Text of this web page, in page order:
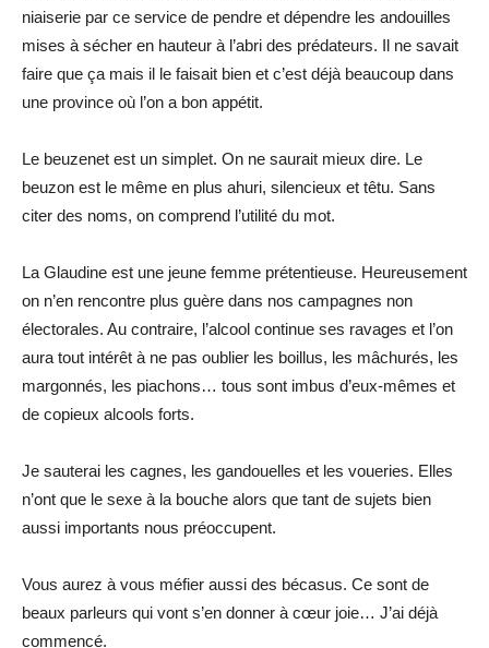
niaiserie par ce service de pendre et dépendre les andouilles
mises à sécher en hauteur à l’abri des prédateurs. Il ne savait
faire que ça mais il le faisait bien et c’est déjà beaucoup dans
une province où l’on a bon appétit.
Le beuzenet est un simplet. On ne saurait mieux dire. Le
beuzon est le même en plus ahuri, silencieux et têtu. Sans
citer des noms, on comprend l’utilité du mot.
La Glaudine est une jeune femme prétentieuse. Heureusement
on n’en rencontre plus guère dans nos campagnes non
électorales. Au contraire, l’alcool continue ses ravages et l’on
aura tout intérêt à ne pas oublier les boillus, les mâchurés, les
margonnés, les piachons… tous sont imbus d’eux-mêmes et
de copieux alcools forts.
Je sauterai les cagnes, les gandouelles et les voueries. Elles
n’ont que le sexe à la bouche alors que tant de sujets bien
aussi importants nous préoccupent.
Vous aurez à vous méfier aussi des bécasus. Ce sont de
beaux parleurs qui vont s’en donner à cœur joie… J’ai déjà
commencé.